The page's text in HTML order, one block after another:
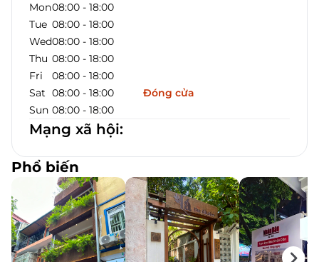
Mon08:00 - 18:00
Tue 08:00 - 18:00
Wed08:00 - 18:00
Thu 08:00 - 18:00
Fri
08:00 - 18:00
Sat 08:00 - 18:00
Đóng cửa
Sun 08:00 - 18:00
Mạng xã hội:
Phổ biến